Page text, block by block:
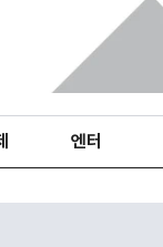
엔터